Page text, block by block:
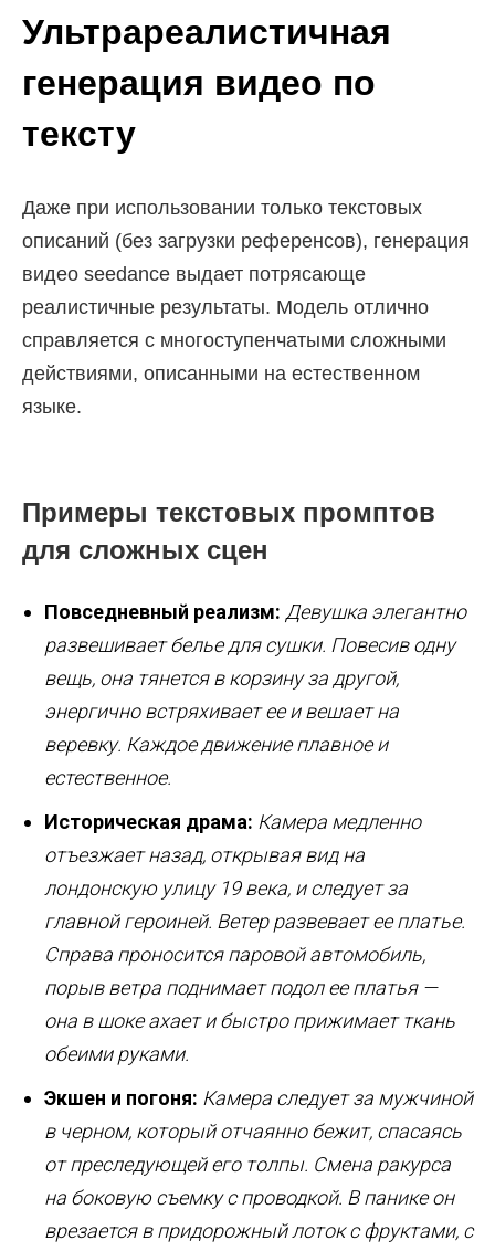
Ультрареалистичная
генерация видео по
тексту
Даже при использовании только текстовых
описаний (без загрузки референсов), генерация
видео seedance выдает потрясающе
реалистичные результаты. Модель отлично
справляется с многоступенчатыми сложными
действиями, описанными на естественном
языке.
Примеры текстовых промптов
для сложных сцен
Повседневный реализм: Девушка элегантно
развешивает белье для сушки. Повесив одну
вещь, она тянется в корзину за другой,
энергично встряхивает ее и вешает на
веревку. Каждое движение плавное и
естественное.
Историческая драма: Камера медленно
отъезжает назад, открывая вид на
лондонскую улицу 19 века, и следует за
главной героиней. Ветер развевает ее платье.
Справа проносится паровой автомобиль,
порыв ветра поднимает подол ее платья —
она в шоке ахает и быстро прижимает ткань
обеими руками.
Экшен и погоня: Камера следует за мужчиной
в черном, который отчаянно бежит, спасаясь
от преследующей его толпы. Смена ракурса
на боковую съемку с проводкой. В панике он
врезается в придорожный лоток с фруктами, с